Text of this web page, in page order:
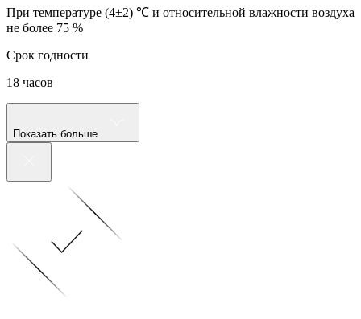
При температуре (4±2) ℃ и относительной влажности воздуха
не более 75 %
Срок годности
18 часов
Показать больше